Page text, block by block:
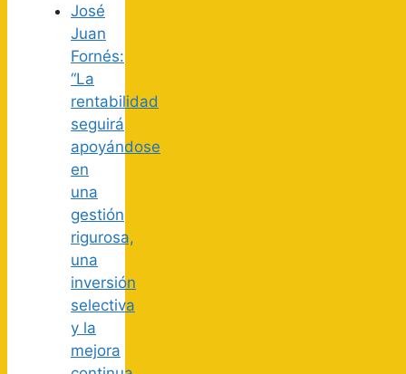
José
Juan
Fornés:
“La
rentabilidad
seguirá
apoyándose
en
una
gestión
rigurosa,
una
inversión
selectiva
y la
mejora